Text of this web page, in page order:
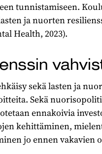
tunnistamiseen.
ja nuorten
Health, 2023).
sekä lasten ja
Sekä
ennakoivia
kehittäminen,
jo ennen vakavien